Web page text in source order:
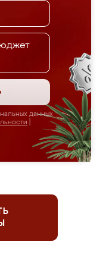
данных